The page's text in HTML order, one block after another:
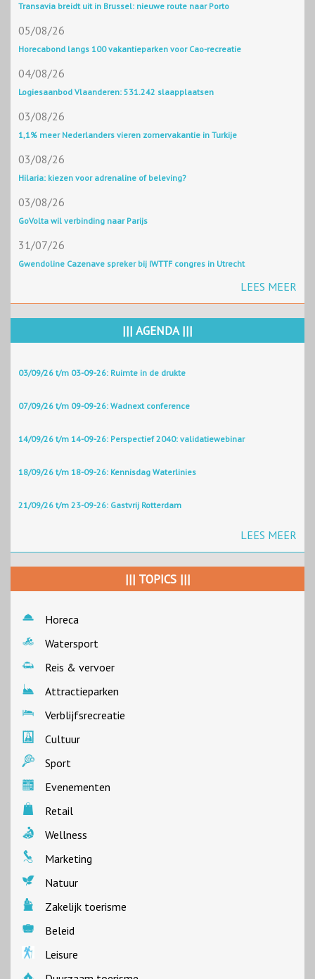
Transavia breidt uit in Brussel: nieuwe route naar Porto
05/08/26
Horecabond langs 100 vakantieparken voor Cao-recreatie
04/08/26
Logiesaanbod Vlaanderen: 531.242 slaapplaatsen
03/08/26
1,1% meer Nederlanders vieren zomervakantie in Turkije
03/08/26
Hilaria: kiezen voor adrenaline of beleving?
03/08/26
GoVolta wil verbinding naar Parijs
31/07/26
Gwendoline Cazenave spreker bij IWTTF congres in Utrecht
LEES MEER
||| AGENDA |||
03/09/26 t/m 03-09-26: Ruimte in de drukte
07/09/26 t/m 09-09-26: Wadnext conference
14/09/26 t/m 14-09-26: Perspectief 2040: validatiewebinar
18/09/26 t/m 18-09-26: Kennisdag Waterlinies
21/09/26 t/m 23-09-26: Gastvrij Rotterdam
LEES MEER
||| TOPICS |||
Horeca
Watersport
Reis & vervoer
Attractieparken
Verblijfsrecreatie
Cultuur
Sport
Evenementen
Retail
Wellness
Marketing
Natuur
Zakelijk toerisme
Beleid
Leisure